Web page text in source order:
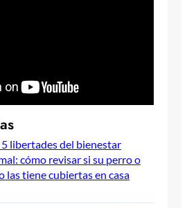
5 libertades del bienestar
cómo revisar si su perro o
las tiene cubiertas en casa